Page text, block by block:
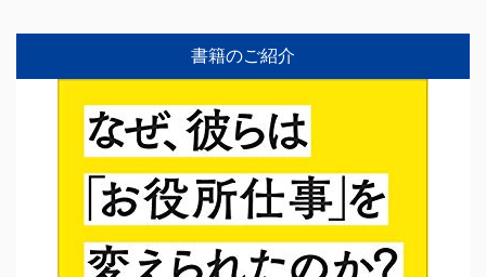
書籍のご紹介